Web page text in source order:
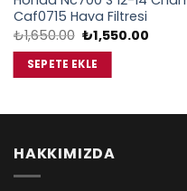
Caf0715 Hava Filtresi
₺1,650.00 Orijinal
fiyat:
₺1,650.00.
₺1,550.00
SEPETE EKLE
HAKKIMIZDA